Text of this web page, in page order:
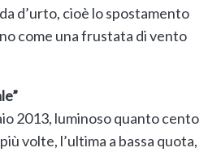
d’urto, cioè lo spostamento
come una frustata di vento
2013, luminoso quanto cento
volte, l’ultima a bassa quota,